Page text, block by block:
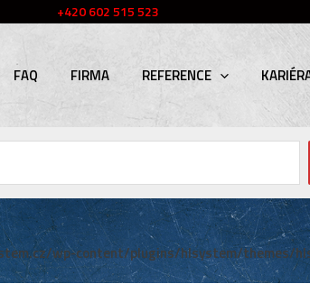
+420 602 515 523
FAQ FIRMA REFERENCE
wp-content/plugins/hlsystem/themes/